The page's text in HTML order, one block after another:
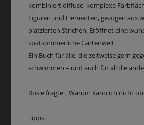
kombiniert diffuse, komplexe
Figuren und Elementen, gezogen aus
platzierten Strichen. Eröffnet eine
spätsommerliche Gartenwelt.
Ein Buch für alle, die zeitweise gern
schwimmen – und auch für all die
Rosie fragte: „Warum kann ich nicht
Tipps: